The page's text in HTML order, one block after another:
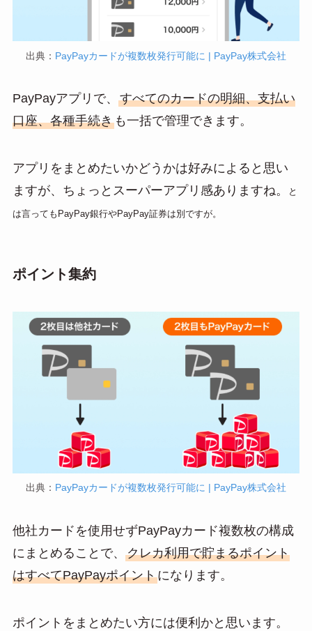
出典： PayPayカードが複数枚発行可能に | PayPay株式会社
PayPayアプリで、 すべてのカードの明細、支払い
口座、各種手続きも一括で管理できます。
アプリをまとめたいかどうかは好みによると思い
ますが、ちょっとスーパーアプリ感ありますね。
と
は言ってもPayPay銀行やPayPay証券は別ですが。
ポイント集約
出典： PayPayカードが複数枚発行可能に | PayPay株式会社
他社カードを使用せずPayPayカード複数枚の構成
にまとめることで、 クレカ利用で貯まるポイント
はすべてPayPayポイントになります。
ポイントをまとめたい方には便利かと思います。